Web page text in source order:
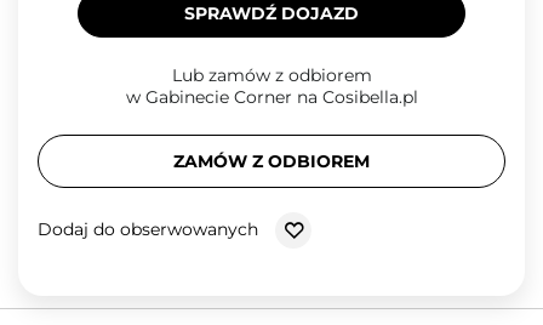
SPRAWDŹ DOJAZD
Lub zamów z odbiorem
w Gabinecie Corner na Cosibella.pl
ZAMÓW Z ODBIOREM
Dodaj do obserwowanych